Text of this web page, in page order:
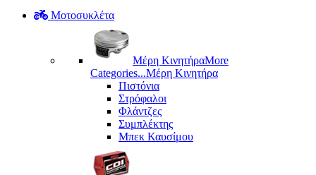
Μοτοσυκλέτα
Μέρη KινητήραMore
Categories...Μέρη Kινητήρα
Πιστόνια
Στρόφαλοι
Φλάντζες
Συμπλέκτης
Μπεκ Καυσίμου